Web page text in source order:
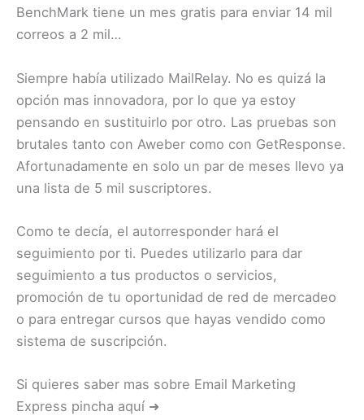
BenchMark tiene un mes gratis para enviar 14 mil
correos a 2 mil…
Siempre había utilizado MailRelay. No es quizá la
opción mas innovadora, por lo que ya estoy
pensando en sustituirlo por otro. Las pruebas son
brutales tanto con Aweber como con GetResponse.
Afortunadamente en solo un par de meses llevo ya
una lista de 5 mil suscriptores.
Como te decía, el autorresponder hará el
seguimiento por ti. Puedes utilizarlo para dar
seguimiento a tus productos o servicios,
promoción de tu oportunidad de red de mercadeo
o para entregar cursos que hayas vendido como
sistema de suscripción.
Si quieres saber mas sobre Email Marketing
Express pincha aquí ➜